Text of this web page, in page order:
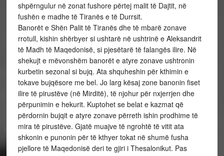
shpërngulur në zonat fushore përtej malit të Dajtit, në
fushën e madhe të Tiranës e të Durrsit.
Banorët e Shën Palit të Tiranës dhe të mbarë zonave
rrotull, kishin shërbyer si ushtarë në ushtrinë e Aleksandrit
të Madh të Maqedonisë, si pjesëtarë të falangës ilire. Në
shekujt e mëvonshëm banorët e atyre zonave ushtronin
kurbetin sezonal si bujq. Ata shquheshin për kthimin e
tokave bujqësore me bel. Jo larg kësaj zone banonin fiset
ilire të pirustëve (në Mirditë), të njohur për nxjerrjen dhe
përpunimin e hekurit. Kuptohet se belat e kazmat që
përdornin bujqit e atyre zonave përreth ishin prodhime të
mira të pirustëve. Gjatë muajve të ngrohtë të vitit ata
shkonin e punonin për të kthyer tokat në shumë fusha
pjellore të Maqedonisë deri te gjiri i Thesalonikut. Pas